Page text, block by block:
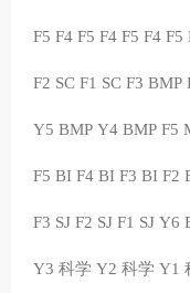
F5 F4 F5 F4 F5 F4 F5
F2 SC F1 SC F3 BMP
Y5 BMP Y4 BMP F5
F5 BI F4 BI F3 BI F2
F3 SJ F2 SJ F1 SJ Y6
Y3 科学 Y2 科学 Y1